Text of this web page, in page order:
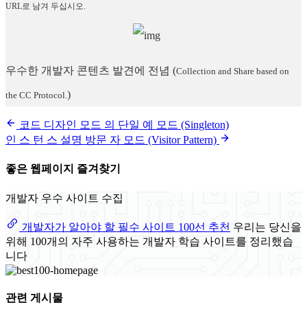
URL로 남겨 두십시오.
우수한 개발자 콘텐츠 발견에 전념 (Collection and Share based on
the CC Protocol. )
코드 디자인 모드 의 단일 예 모드 (Singleton)
인 스 턴 스 설명 방문 자 모드 (Visitor Pattern)
좋은 웹페이지 즐겨찾기
개발자 우수 사이트 수집
개발자가 알아야 할 필수 사이트 100선 추천 우리는 당신을
위해 100개의 자주 사용하는 개발자 학습 사이트를 정리했습
니다
관련 게시물